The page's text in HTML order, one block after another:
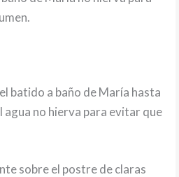
batido a baño de María hasta
agua no hierva para evitar que
sobre el postre de claras